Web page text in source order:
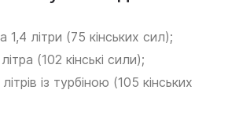
1,4 літри (75 кінських сил);
(102 кінські сили);
із турбіною (105 кінських